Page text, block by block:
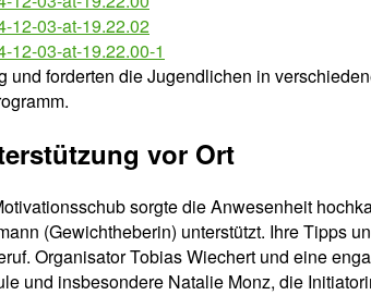
und forderten die Jugendlichen in
vor Ort
sorgte die Anwesenheit
(Gewichtheberin) unterstützt. Ihre Tipps
Organisator Tobias Wiechert und eine
und insbesondere Natalie Monz, die